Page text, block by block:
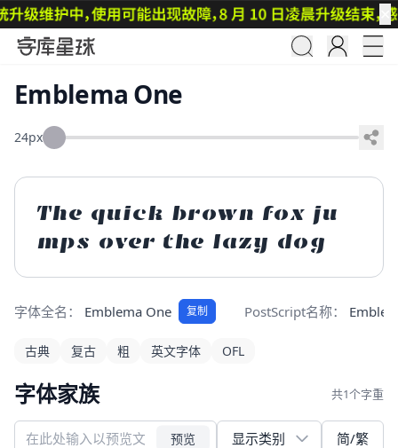
Emblema One
24px
The quick brown fox ju
mps over the lazy dog
字体全名： Emblema One 复制 PostScript名称：
古典 复古 粗 英文字体 OFL
字体家族 共1个字重
预览 简/繁